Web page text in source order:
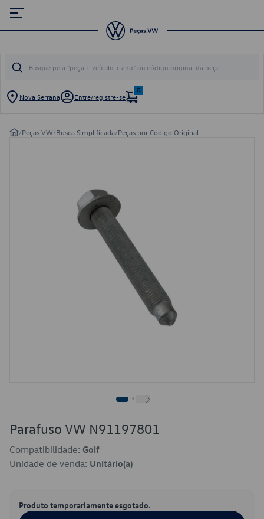
Nova Serrana Entre/registre-se
0
/Peças VW/Busca Simplificada/Peças por Código Original
Parafuso VW N91197801
Compatibilidade: Golf
Unidade de venda: Unitário(a)
Produto temporariamente esgotado.